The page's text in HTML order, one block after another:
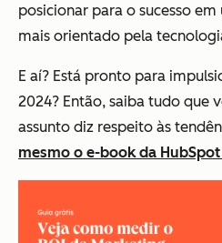
posicionar para o sucesso
mais orientado pela
E aí? Está pronto para
2024? Então, saiba tudo que
assunto diz respeito às
mesmo o e-book da